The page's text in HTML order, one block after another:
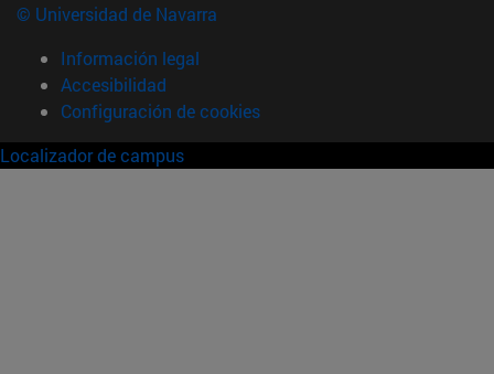
© Universidad de Navarra
Información legal
Accesibilidad
Configuración de cookies
Localizador de campus